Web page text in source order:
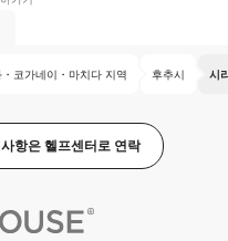
코가네이・마치다 지역 후추시 시
항은 헬프센터로 연락